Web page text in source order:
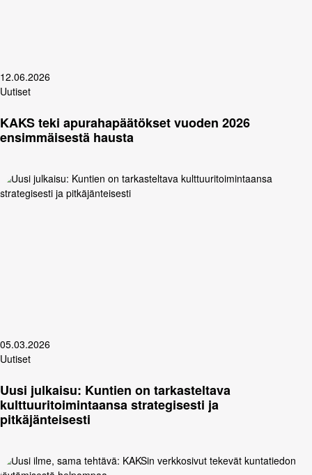
12.06.2026
Uutiset
KAKS teki apurahapäätökset vuoden 2026
ensimmäisestä hausta
05.03.2026
Uutiset
Uusi julkaisu: Kuntien on tarkasteltava
kulttuuritoimintaansa strategisesti ja
pitkäjänteisesti